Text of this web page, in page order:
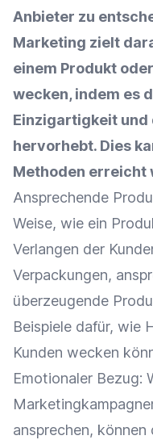
Anbieter zu
Marketing zielt
einem Produkt
wecken, indem es
Einzigartigkeit und
hervorhebt. Dies
Methoden erreicht
Ansprechende
Weise, wie ein
Verlangen der
Verpackungen,
überzeugende
Beispiele dafür, wie
Kunden wecken
Emotionaler Bezug:
ansprechen, können